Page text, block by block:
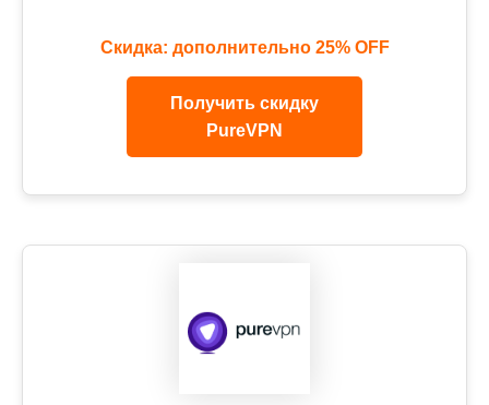
Скидка: дополнительно 25% OFF
Получить скидку
PureVPN